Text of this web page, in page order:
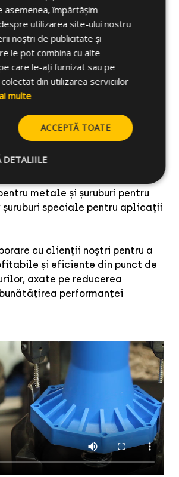
este divizia specializată în
piața electronică, auto, a
și a electrocasnicelor.
produse include șuruburi pentru
șuruburi TRILOBULAR ™
metale și șuruburi pentru
șuruburi speciale pentru aplicații
cu clienții noștri pentru a
și eficiente din punct de
axate pe reducerea
performanței
asemenea, împărtășim
utilizarea site-ului nostru
noștri de publicitate și
le pot combina cu alte
care le-ați furnizat sau pe
din utilizarea serviciilor
multe
ACCEPTĂ TOATE
DETALIILE